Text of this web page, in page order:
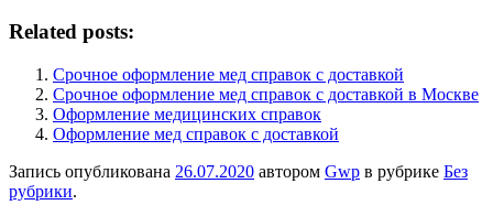
Related posts:
Cрочное оформление мед справок с доставкой
Срочное оформление мед справок с доставкой в Москве
Оформление медицинских справок
Оформление мед справок с доставкой
Запись опубликована 26.07.2020 автором Gwp в рубрике Без
рубрики.